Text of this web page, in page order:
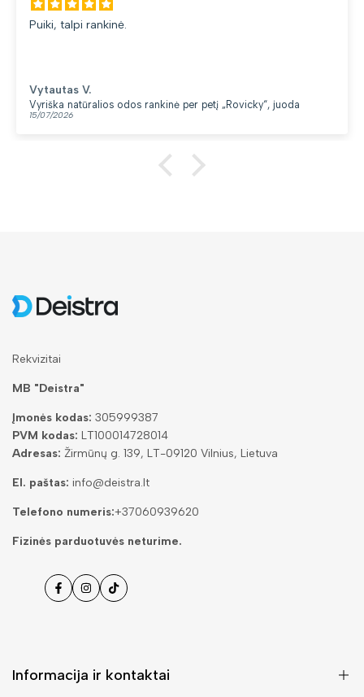
Puiki, talpi rankinė.
Vytautas V.
Vyriška natūralios odos rankinė per petį „Rovicky“, juoda
15/07/2026
Rekvizitai
MB "Deistra"
Įmonės kodas: 305999387
PVM kodas: LT100014728014
Adresas: Žirmūnų g. 139, LT-09120 Vilnius, Lietuva
El. paštas: info@deistra.lt
Telefono numeris:+37060939620
Fizinės parduotuvės neturime.
FacebookInstagramas
Tiktok
Informacija ir kontaktai